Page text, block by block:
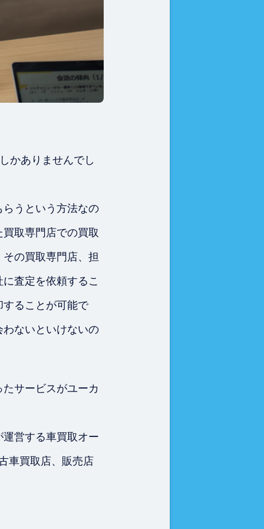
かありませんでし
うという方法なの
取専門店での買取
の買取専門店、担
査定を依頼するこ
ることが可能で
ないといけないの
サービスがユーカ
営する車買取オー
車買取店、販売店